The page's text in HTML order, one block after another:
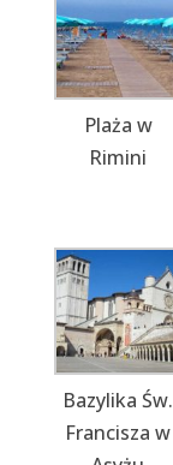
Plaża w
Rimini
Bazylika Św.
Francisza w